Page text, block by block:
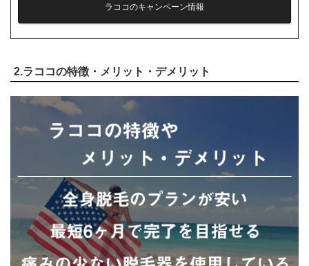
ラココのキャンペーン情報
2.ラココの特徴・メリット・デメリット